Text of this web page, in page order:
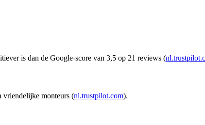
is dan de Google-score van 3,5 op 21 reviews (
vriendelijke monteurs (nl.trustpilot.com).